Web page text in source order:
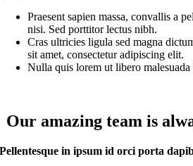
Praesent sapien massa, convallis a
nisi. Sed porttitor lectus nibh.
Cras ultricies ligula sed magna
sit amet, consectetur adipiscing elit.
Nulla quis lorem ut libero malesuada
Our amazing team is
Pellentesque in ipsum id orci porta